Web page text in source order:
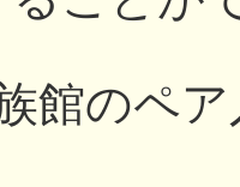
館のペ